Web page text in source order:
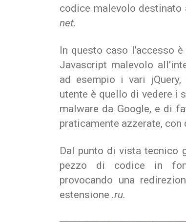
codice malevolo
net.
In questo caso l’accesso
Javascript malevolo
ad esempio i vari
utente è quello di vedere i
malware da Google, e di
praticamente azzerate, con
Dal punto di vista tecnico
pezzo di codice in
provocando una
estensione .ru.